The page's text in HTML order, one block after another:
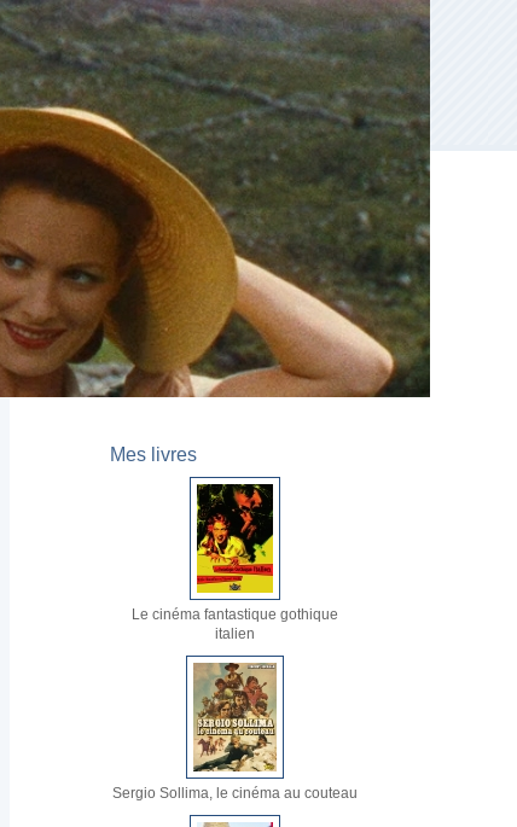
Mes livres
Le cinéma fantastique gothique
italien
Sergio Sollima, le cinéma au couteau